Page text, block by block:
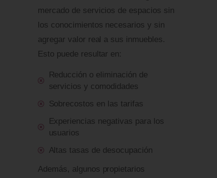
mercado de servicios de espacios sin
los conocimientos necesarios y sin
agregar valor real a sus inmuebles.
Esto puede resultar en:
Reducción o eliminación de
servicios y comodidades
Sobrecostos en las tarifas
Experiencias negativas para los
usuarios
Altas tasas de desocupación
Además, algunos propietarios